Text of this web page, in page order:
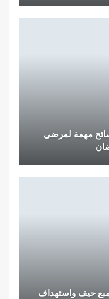
مهمة لمرضى
حيف واستهداف